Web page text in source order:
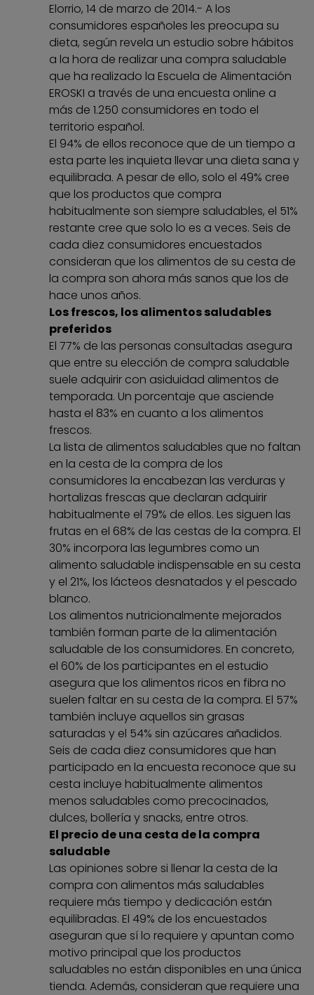
Elorrio, 14 de marzo de 2014.- A los
consumidores españoles les preocupa su
dieta, según revela un estudio sobre hábitos
a la hora de realizar una compra saludable
que ha realizado la Escuela de Alimentación
EROSKI a través de una encuesta online a
más de 1.250 consumidores en todo el
territorio español.
El 94% de ellos reconoce que de un tiempo a
esta parte les inquieta llevar una dieta sana y
equilibrada. A pesar de ello, solo el 49% cree
que los productos que compra
habitualmente son siempre saludables, el 51%
restante cree que solo lo es a veces. Seis de
cada diez consumidores encuestados
consideran que los alimentos de su cesta de
la compra son ahora más sanos que los de
hace unos años.
Los frescos, los alimentos saludables
preferidos
El 77% de las personas consultadas asegura
que entre su elección de compra saludable
suele adquirir con asiduidad alimentos de
temporada. Un porcentaje que asciende
hasta el 83% en cuanto a los alimentos
frescos.
La lista de alimentos saludables que no faltan
en la cesta de la compra de los
consumidores la encabezan las verduras y
hortalizas frescas que declaran adquirir
habitualmente el 79% de ellos. Les siguen las
frutas en el 68% de las cestas de la compra. El
30% incorpora las legumbres como un
alimento saludable indispensable en su cesta
y el 21%, los lácteos desnatados y el pescado
blanco.
Los alimentos nutricionalmente mejorados
también forman parte de la alimentación
saludable de los consumidores. En concreto,
el 60% de los participantes en el estudio
asegura que los alimentos ricos en fibra no
suelen faltar en su cesta de la compra. El 57%
también incluye aquellos sin grasas
saturadas y el 54% sin azúcares añadidos.
Seis de cada diez consumidores que han
participado en la encuesta reconoce que su
cesta incluye habitualmente alimentos
menos saludables como precocinados,
dulces, bollería y snacks, entre otros.
El precio de una cesta de la compra
saludable
Las opiniones sobre si llenar la cesta de la
compra con alimentos más saludables
requiere más tiempo y dedicación están
equilibradas. El 49% de los encuestados
aseguran que sí lo requiere y apuntan como
motivo principal que los productos
saludables no están disponibles en una única
tienda. Además, consideran que requiere una